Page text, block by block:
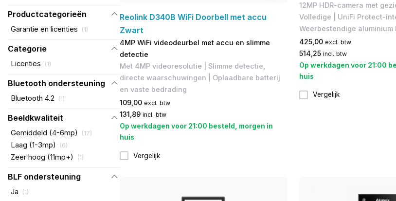
Productcategorieën
Garantie en licenties (1)
Categorie
Licenties (1)
Bluetooth ondersteuning
Bluetooth 4.2 (1)
Beeldkwaliteit
Gemiddeld (4-6mp) (17)
Laag (1-3mp) (6)
Zeer hoog (11mp+) (1)
BLF ondersteuning
Ja (1)
Reolink D340B WiFi Doorbell met accu
Zwart
4MP WiFi videodeurbel met accu en slimme
detectie
Met 4MP videoresolutie | Slimme detectie,
directe waarschuwingen | Oplaadbare batterij
en vaste bedrading
109,00 excl. btw
131,89 incl. btw
Op werkdagen voor 21:00 besteld, morgen in
huis
Vergelijk
12MP HDR-camera met
Volledige | UniFi Protect-
Weerbestendige aluminium
425,00 excl. btw
514,25 incl. btw
Op werkdagen voor 21:00
huis
Vergelijk